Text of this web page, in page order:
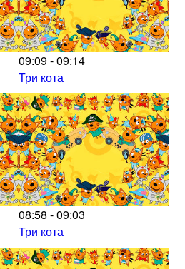
09:09 - 09:14
Три кота
08:58 - 09:03
Три кота